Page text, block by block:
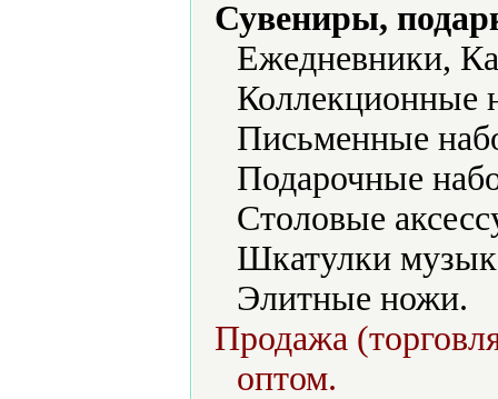
Сувениры,
Ежедневники,
Коллекционные
Письменные
Подарочные
Столовые
Шкатулки
Элитные ножи.
Продажа
оптом.